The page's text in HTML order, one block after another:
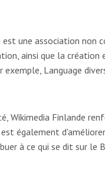
est une association
ainsi que la
exemple, Language
Wikimedia Finlande
également
à ce qui se dit sur